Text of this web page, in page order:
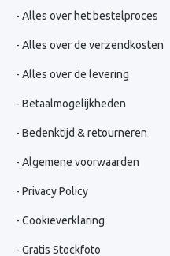
Alles over het bestelproces
Alles over de verzendkosten
Alles over de levering
Betaalmogelijkheden
Bedenktijd & retourneren
Algemene voorwaarden
Privacy Policy
Cookieverklaring
Gratis Stockfoto